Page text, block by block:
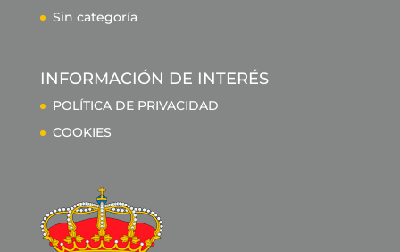
Sin categoría
INFORMACIÓN DE INTERÉS
POLÍTICA DE PRIVACIDAD
COOKIES